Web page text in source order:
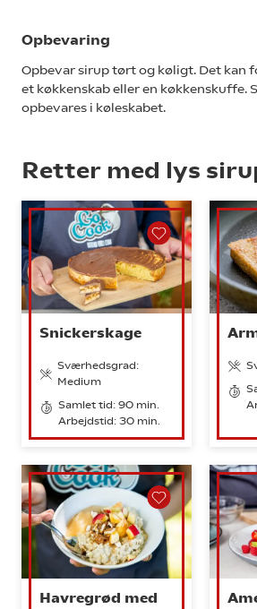
Opbevaring
Opbevar sirup tørt og køligt. Det kan
et køkkenskab eller en køkkenskuffe.
opbevares i køleskabet.
Retter med lys
Snickerskage
Sværhedsgrad:
Medium
Samlet tid: 90 min.
Arbejdstid: 30 min.
Havregrød med